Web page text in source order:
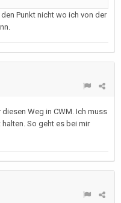
Punkt nicht wo ich von der
Weg in CWM. Ich muss
So geht es bei mir